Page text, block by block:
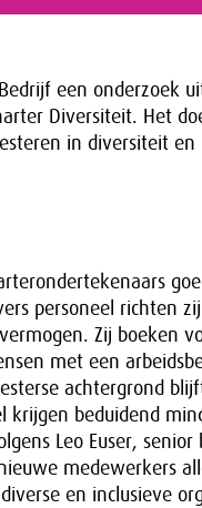
een onderzoek
Diversiteit. Het
in diversiteit
personeel richten
Zij boeken
met een
achtergrond
krijgen beduidend
Leo Euser,
medewerkers
en inclusieve